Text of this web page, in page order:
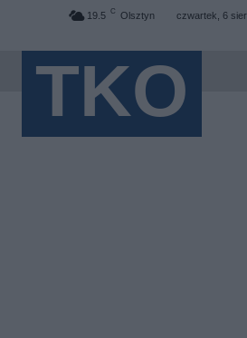
19.5 C Olsztyn czwartek, 6
TKO